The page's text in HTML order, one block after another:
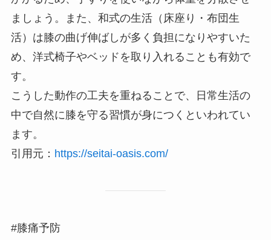
ましょう。また、和式の生活（床座り・布団生
活）は膝の曲げ伸ばしが多く負担になりやすいた
め、洋式椅子やベッドを取り入れることも有効で
す。
こうした動作の工夫を重ねることで、日常生活の
中で自然に膝を守る習慣が身につくといわれてい
ます。
引用元： https://seitai-oasis.com/
#膝痛予防